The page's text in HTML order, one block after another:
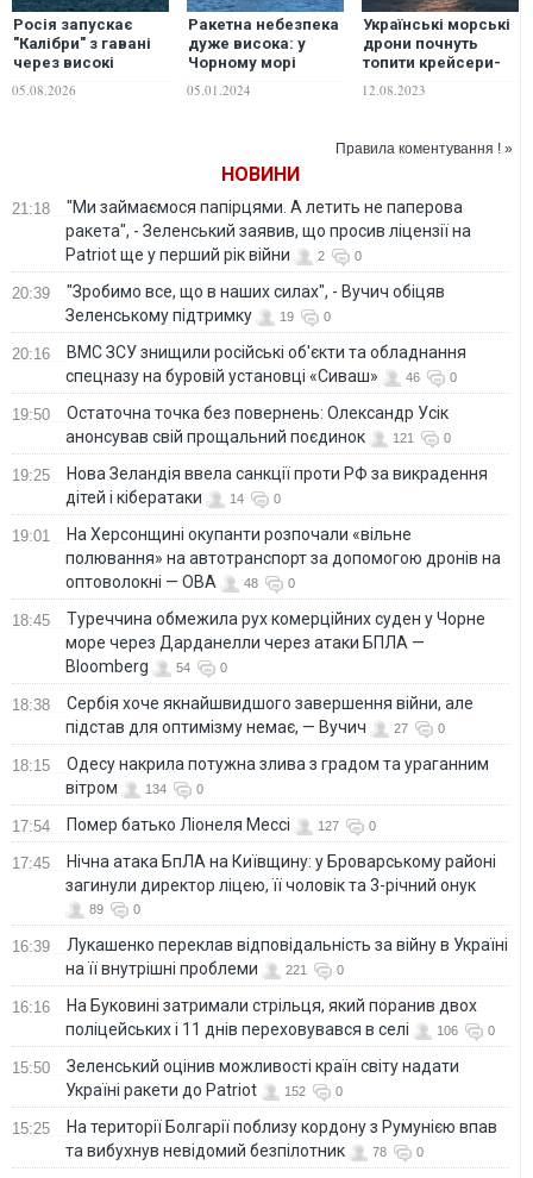
Росія запускає
"Калібри" з гавані
через високі
ризики виходу
ракетоносіїв у море
05.08.2026
Ракетна небезпека
дуже висока: у
Чорному морі
вдвічі зросла
кількість "Калібрів"
05.01.2024
Українські морські
дрони почнуть
топити крейсери-
носії "Калібрів", –
експерт
12.08.2023
Правила коментування ! »
НОВИНИ
21:18
"Ми займаємося папірцями. А летить не паперова
ракета", - Зеленський заявив, що просив ліцензії на
Patriot ще у перший рік війни
2 0
20:39
"Зробимо все, що в наших силах", - Вучич обіцяв
Зеленському підтримку
19 0
20:16
ВМС ЗСУ знищили російські об'єкти та обладнання
спецназу на буровій установці «Сиваш»
46 0
19:50
Остаточна точка без повернень: Олександр Усік
анонсував свій прощальний поєдинок
121 0
19:25
Нова Зеландія ввела санкції проти РФ за викрадення
дітей і кібератаки
14 0
19:01
На Херсонщині окупанти розпочали «вільне
полювання» на автотранспорт за допомогою дронів на
оптоволокні — ОВА
48 0
18:45
Туреччина обмежила рух комерційних суден у Чорне
море через Дарданелли через атаки БПЛА —
Bloomberg
54 0
18:38
Сербія хоче якнайшвидшого завершення війни, але
підстав для оптимізму немає, — Вучич
27 0
18:15
Одесу накрила потужна злива з градом та ураганним
вітром
134 0
17:54 Помер батько Ліонеля Мессі 127 0
17:45
Нічна атака БпЛА на Київщину: у Броварському районі
загинули директор ліцею, її чоловік та 3-річний онук
89 0
16:39
Лукашенко переклав відповідальність за війну в Україні
на її внутрішні проблеми
221 0
16:16
На Буковині затримали стрільця, який поранив двох
поліцейських і 11 днів переховувався в селі
106 0
15:50
Зеленський оцінив можливості країн світу надати
Україні ракети до Patriot
152 0
15:25
На території Болгарії поблизу кордону з Румунією впав
та вибухнув невідомий безпілотник
78 0